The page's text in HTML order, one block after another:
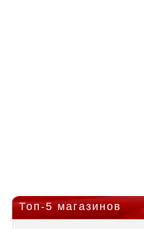
Топ-5 магазинов